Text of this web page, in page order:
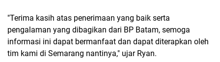
"Terima kasih atas penerimaan yang baik serta
pengalaman yang dibagikan dari BP Batam, semoga
informasi ini dapat bermanfaat dan dapat diterapkan oleh
tim kami di Semarang nantinya," ujar Ryan.